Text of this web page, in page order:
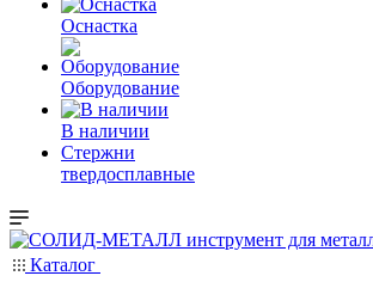
Оснастка
Оборудование
В наличии
Стержни
твердосплавные
Каталог